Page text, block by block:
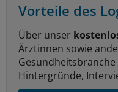
Vorteile des
Über unser
Ärztinnen sowie
Hintergründe,